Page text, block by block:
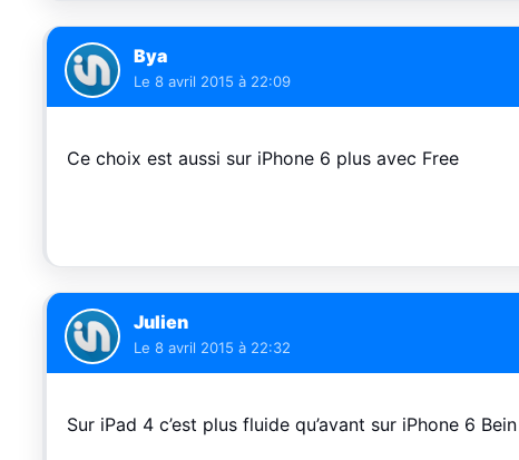
Bya
Le 8 avril 2015 à 22:09
Ce choix est aussi sur iPhone 6 plus avec Free
Julien
Le 8 avril 2015 à 22:32
Sur iPad 4 c’est plus fluide qu’avant sur iPhone 6